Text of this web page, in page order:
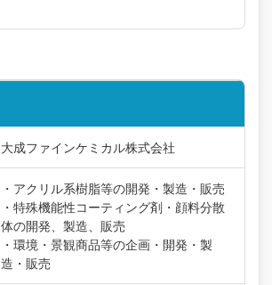
大成ファインケミカル株式会社
・アクリル系樹脂等の開発・製造・販売
・特殊機能性コーティング剤・顔料分散
体の開発、製造、販売
・環境・景観商品等の企画・開発・製
造・販売